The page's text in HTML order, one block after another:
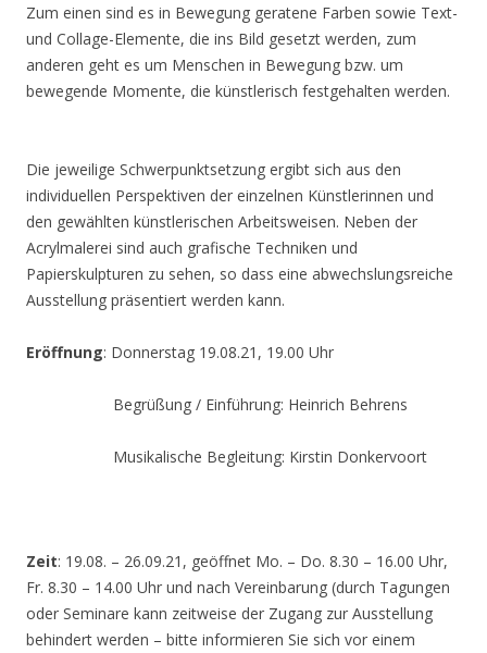
Zum einen sind es in Bewegung geratene Farben sowie Text-
und Collage-Elemente, die ins Bild gesetzt werden, zum
anderen geht es um Menschen in Bewegung bzw. um
bewegende Momente, die künstlerisch festgehalten werden.
Die jeweilige Schwerpunktsetzung ergibt sich aus den
individuellen Perspektiven der einzelnen Künstlerinnen und
den gewählten künstlerischen Arbeitsweisen. Neben der
Acrylmalerei sind auch grafische Techniken und
Papierskulpturen zu sehen, so dass eine abwechslungsreiche
Ausstellung präsentiert werden kann.
Eröffnung: Donnerstag 19.08.21, 19.00 Uhr
Begrüßung / Einführung: Heinrich Behrens
Musikalische Begleitung: Kirstin Donkervoort
Zeit: 19.08. – 26.09.21, geöffnet Mo. – Do. 8.30 – 16.00 Uhr,
Fr. 8.30 – 14.00 Uhr und nach Vereinbarung (durch Tagungen
oder Seminare kann zeitweise der Zugang zur Ausstellung
behindert werden – bitte informieren Sie sich vor einem